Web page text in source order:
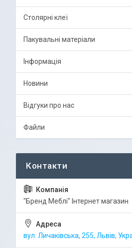
Столярні клеї
Пакувальні матеріали
Інформація
Новини
Відгуки про нас
Файли
"Бренд Меблі" Інтернет магазин
вул. Личаківська, 255, Львів,